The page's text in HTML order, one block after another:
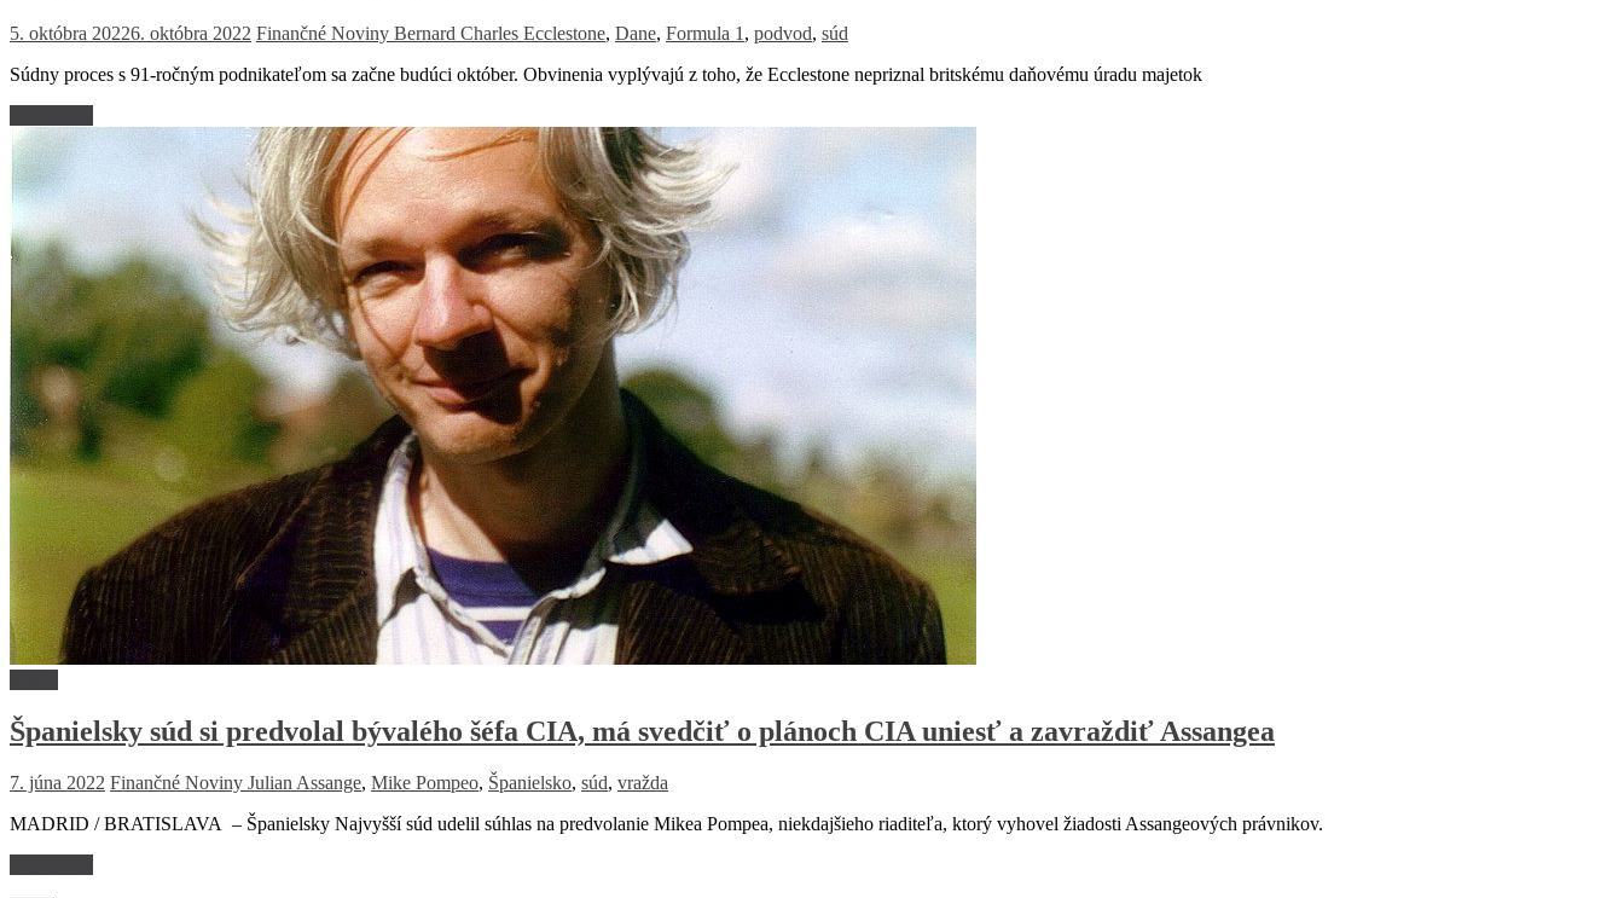
5. októbra 20226. októbra 2022 Finančné Noviny Bernard Charles Ecclestone, Dane, Formula 1 , podvod, súd
Súdny proces s 91-ročným podnikateľom sa začne budúci október. Obvinenia vyplývajú z toho, že Ecclestone nepriznal britskému daňovému úradu majetok
Španielsky súd si predvolal bývalého šéfa CIA, má svedčiť o plánoch CIA uniesť a zavraždiť Assangea
7. júna 2022 Finančné Noviny Julian Assange, Mike Pompeo, Španielsko, súd, vražda
MADRID / BRATISLAVA – Španielsky Najvyšší súd udelil súhlas na predvolanie Mikea Pompea, niekdajšieho riaditeľa, ktorý vyhovel žiadosti Assangeových právnikov.